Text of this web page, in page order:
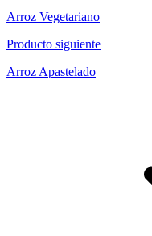
Arroz Vegetariano
Producto siguiente
Arroz Apastelado